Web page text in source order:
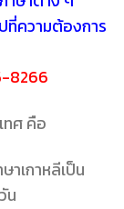
ที่ความต้องการ
8266
ทศ คือ
เกาหลีเป็น
น